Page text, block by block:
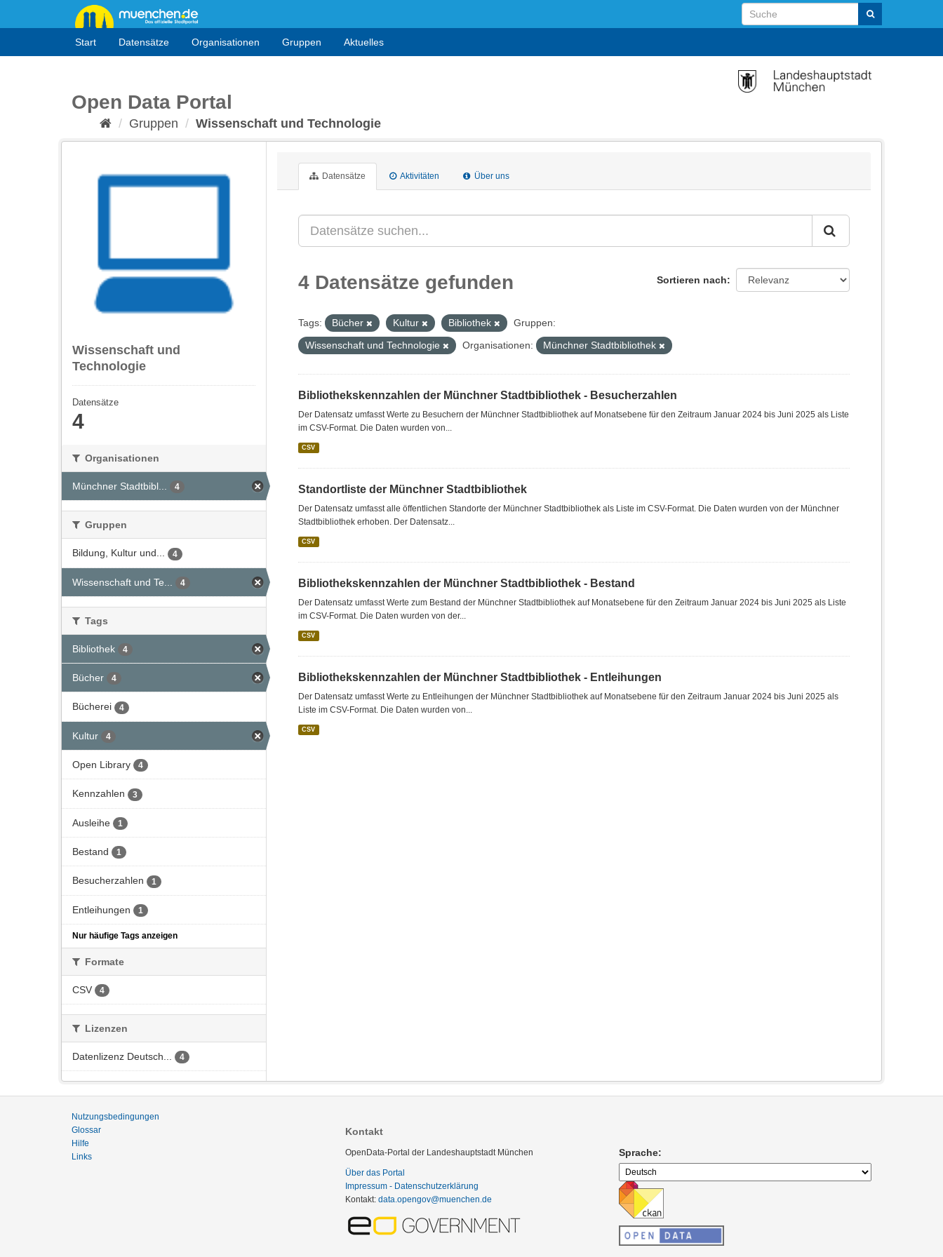
Start Datensätze Organisationen Gruppen Aktuelles
Open Data Portal
Gruppen Wissenschaft und Technologie
Wissenschaft und
Technologie
Datensätze
4
Organisationen
Münchner Stadtbibl... 4
Gruppen
Bildung, Kultur und... 4
Wissenschaft und Te... 4
Tags
Bibliothek 4
Bücher 4
Bücherei 4
Kultur 4
Open Library 4
Kennzahlen 3
Ausleihe 1
Bestand 1
Besucherzahlen 1
Entleihungen 1
Nur häufige Tags anzeigen
Formate
CSV 4
Lizenzen
Datenlizenz Deutsch... 4
Datensätze Aktivitäten Über uns
Sortieren nach
4 Datensätze gefunden
Tags: Bücher Kultur Bibliothek
Gruppen:
Wissenschaft und Technologie
Organisationen: Münchner Stadtbibliothek
Bibliothekskennzahlen der Münchner Stadtbibliothek - Besucherzahlen
Der Datensatz umfasst Werte zu Besuchern der Münchner Stadtbibliothek auf Monatsebene für den Zeitraum Januar 2024 bis Juni 2025 als Liste
im CSV-Format. Die Daten wurden von...
CSV
Standortliste der Münchner Stadtbibliothek
Der Datensatz umfasst alle öffentlichen Standorte der Münchner Stadtbibliothek als Liste im CSV-Format. Die Daten wurden von der Münchner
Stadtbibliothek erhoben. Der Datensatz...
CSV
Bibliothekskennzahlen der Münchner Stadtbibliothek - Bestand
Der Datensatz umfasst Werte zum Bestand der Münchner Stadtbibliothek auf Monatsebene für den Zeitraum Januar 2024 bis Juni 2025 als Liste
im CSV-Format. Die Daten wurden von der...
CSV
Bibliothekskennzahlen der Münchner Stadtbibliothek - Entleihungen
Der Datensatz umfasst Werte zu Entleihungen der Münchner Stadtbibliothek auf Monatsebene für den Zeitraum Januar 2024 bis Juni 2025 als
Liste im CSV-Format. Die Daten wurden von...
CSV
Nutzungsbedingungen
Glossar
Hilfe
Links
Kontakt
OpenData-Portal der Landeshauptstadt München
Über das Portal
Impressum - Datenschutzerklärung
Kontakt: data.opengov@muenchen.de
Sprache